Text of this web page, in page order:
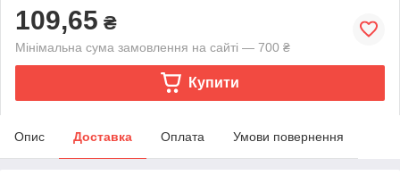
109,65 ₴
Мінімальна сума замовлення на сайті — 700 ₴
Купити
Опис Доставка Оплата Умови повернення